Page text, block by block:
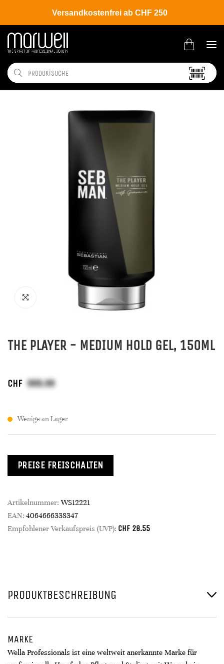
Versandkostenfrei ab CHF 250
Shop Hair Styling Gel
THE PLAYER - MEDIUM HOLD GEL, 150ML
CHF
Wenige an Lager
PREISE FREISCHALTEN
Artikelnummer: WS12221
EAN: 4064666338347
Empfohlener Verkaufspreis (UVP): CHF 28.55
PRODUKTBESCHREIBUNG
MARKE
Wella Professionals ist eine weltweit anerkannte Marke für